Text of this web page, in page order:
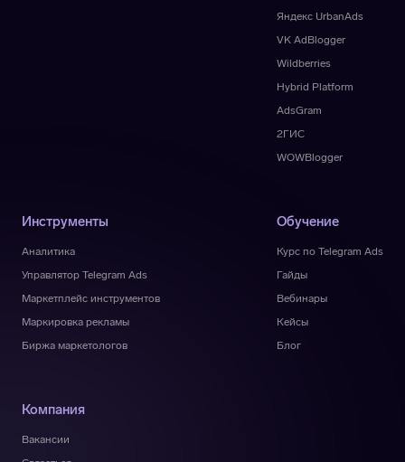
Яндекс UrbanAds
VK AdBlogger
Wildberries
Hybrid Platform
AdsGram
2ГИС
WOWBlogger
Инструменты
Аналитика
Управлятор Telegram Ads
Маркетплейс инструментов
Маркировка рекламы
Биржа маркетологов
Обучение
Курс по Telegram Ads
Гайды
Вебинары
Кейсы
Блог
Компания
Вакансии